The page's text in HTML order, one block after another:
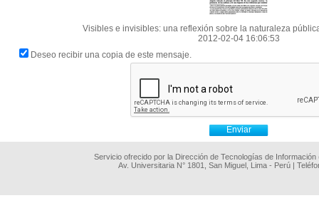
Visibles e invisibles: una reflexión sobre la naturaleza
2012-02-04 16:06:53
Deseo recibir una copia de este mensaje.
Servicio ofrecido por la Dirección de Tecnologías de
Av. Universitaria N° 1801, San Miguel, Lima - Perú |